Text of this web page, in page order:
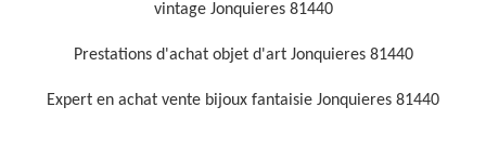
vintage Jonquieres 81440
Prestations d'achat objet d'art Jonquieres 81440
Expert en achat vente bijoux fantaisie Jonquieres 81440